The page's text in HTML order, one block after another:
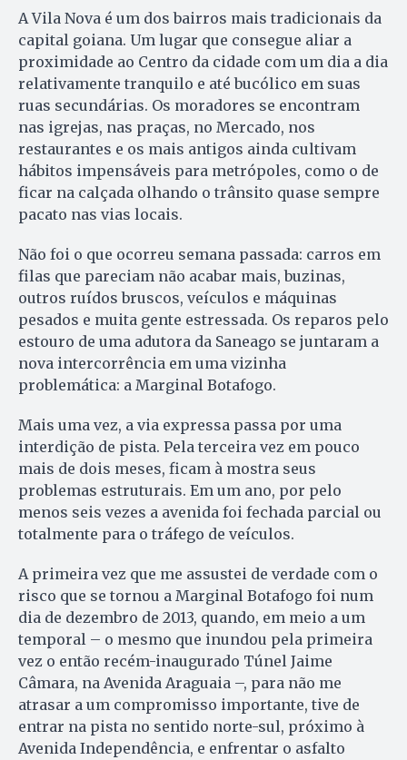
A Vila Nova é um dos bairros mais tradicionais da
capital goiana. Um lugar que consegue aliar a
proximidade ao Centro da cidade com um dia a dia
relativamente tranquilo e até bucólico em suas
ruas secundárias. Os mo­ra­dores se encontram
nas igrejas, nas praças, no Mercado, nos
restaurantes e os mais antigos ainda cultivam
hábitos impensáveis para metrópoles, co­mo o de
ficar na calçada olhando o trânsito quase sempre
pacato nas vias locais.
Não foi o que ocorreu semana passada: carros em
filas que pareciam não acabar mais, buzinas,
outros ruídos bruscos, veículos e máquinas
pesados e muita gente es­tres­sada. Os reparos pelo
estouro de uma adutora da Saneago se jun­taram a
nova intercorrência em uma vizinha
problemática: a Mar­ginal Botafogo.
Mais uma vez, a via expressa pas­sa por uma
interdição de pista. Pela terceira vez em pouco
mais de do­is meses, ficam à mostra seus
problemas estruturais. Em um ano, por pelo
menos seis ve­zes a avenida foi fechada parcial ou
totalmente para o tráfego de veículos.
A primeira vez que me assustei de verdade com o
risco que se tor­nou a Marginal Botafogo foi num
dia de dezembro de 2013, quando, em meio a um
temporal – o mesmo que inundou pela primeira
vez o então recém-inaugurado Túnel Jaime
Câmara, na Ave­nida Araguaia –, para não me
atrasar a um compromisso importante, tive de
entrar na pista no sentido norte-sul, próximo à
Avenida Independência, e enfrentar o asfalto